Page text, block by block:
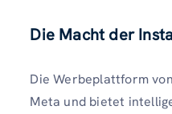
Die Macht der
Die Werbeplattform
Meta und bietet